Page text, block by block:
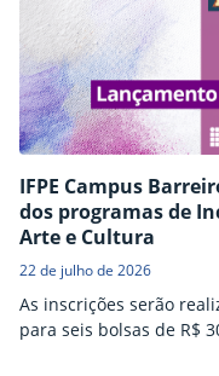
IFPE Campus
dos programas de
Arte e Cultura
22 de julho de 2026
As inscrições serão
para seis bolsas de R$